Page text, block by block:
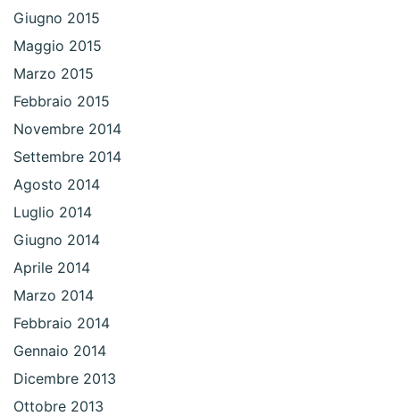
Giugno 2015
Maggio 2015
Marzo 2015
Febbraio 2015
Novembre 2014
Settembre 2014
Agosto 2014
Luglio 2014
Giugno 2014
Aprile 2014
Marzo 2014
Febbraio 2014
Gennaio 2014
Dicembre 2013
Ottobre 2013